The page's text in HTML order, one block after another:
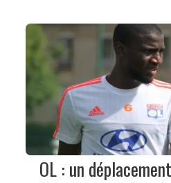
OL : un